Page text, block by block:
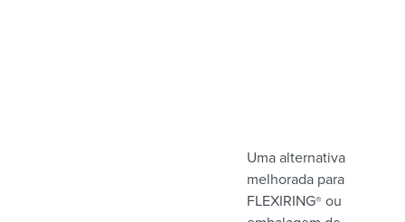
Uma alternativa
melhorada para
FLEXIRING® ou